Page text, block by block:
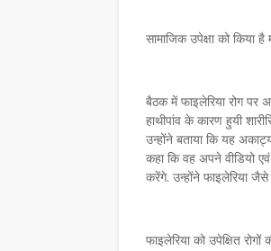
सामाजिक उपेक्षा को किया
बैठक में फाइलेरिया रोग पर
हाथीपांव के कारण हुयी
उन्होंने बताया कि यह
कहा कि वह अपने वीडियो
करेंगे. उन्होंने फाइलेरिया जैसे
फाइलेरिया को उपेक्षित